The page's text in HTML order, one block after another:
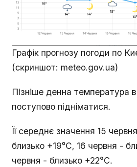
Графік прогнозу погоди по
(скриншот: meteo.gov.ua)
Пізніше денна температура
поступово підніматися.
Її середнє значення 15
близько +19°С, 16 червня -
червня - близько +22°С.